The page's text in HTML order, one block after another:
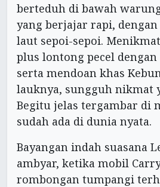
berteduh di bawah
yang berjajar rapi,
laut sepoi-sepoi.
plus lontong pecel
serta mendoan khas
lauknya, sungguh nikmat
Begitu jelas tergambar di
sudah ada di dunia nyata.
Bayangan indah suasana
ambyar, ketika mobil
rombongan tumpangi